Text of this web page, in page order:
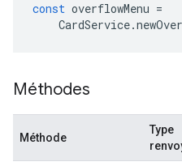
const overflowMenu =
CardService.
Méthodes
Méthode
Type